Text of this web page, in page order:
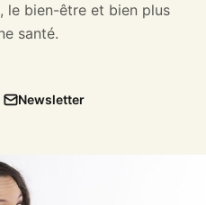
le bien-être et bien plus
santé.
Newsletter